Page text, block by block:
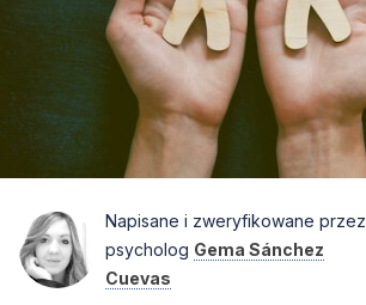
Napisane i zweryfikowane przez
psycholog Gema Sánchez
Cuevas